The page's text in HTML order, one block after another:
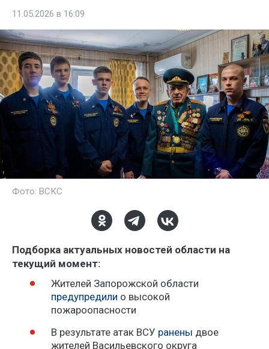
11.05.2026 в 16:09
Фото: ВСКС
Подборка актуальных новостей области на
текущий момент:
Жителей Запорожской области
предупредили о высокой
пожароопасности
В результате атак ВСУ ранены двое
жителей Васильевского округа